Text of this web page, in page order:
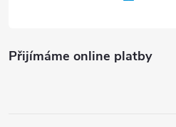
Přijímáme online platby